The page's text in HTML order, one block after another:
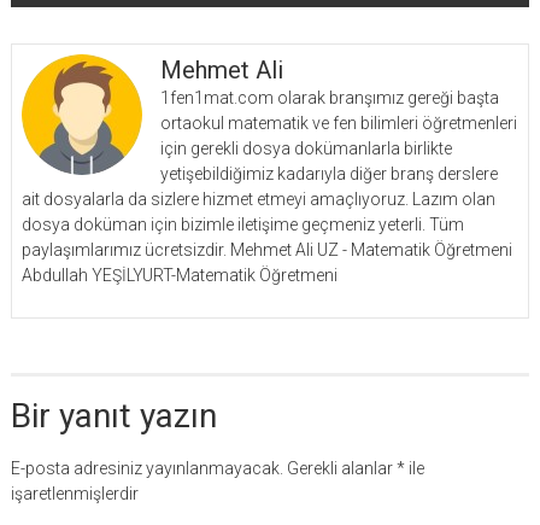
dolaşımı
Mehmet Ali
1fen1mat.com olarak branşımız gereği başta
ortaokul matematik ve fen bilimleri öğretmenleri
için gerekli dosya dokümanlarla birlikte
yetişebildiğimiz kadarıyla diğer branş derslere
ait dosyalarla da sizlere hizmet etmeyi amaçlıyoruz. Lazım olan
dosya doküman için bizimle iletişime geçmeniz yeterli. Tüm
paylaşımlarımız ücretsizdir. Mehmet Ali UZ - Matematik Öğretmeni
Abdullah YEŞİLYURT-Matematik Öğretmeni
Bir yanıt yazın
E-posta adresiniz yayınlanmayacak. Gerekli alanlar*ile
işaretlenmişlerdir